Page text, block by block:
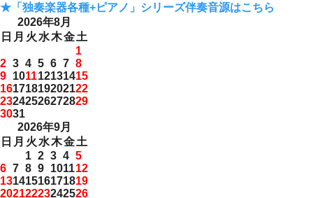
★「独奏楽器各種+ピアノ」シリーズ伴奏音源はこちら
2026年8月
日 月 火 水木金土
1
2 3 4 5 6 7 8
9 101112131415
16171819202122
23242526272829
3031
2026年9月
日 月 火 水木金土
1 2 3 4 5
6 7 8 9 101112
13141516171819
20212223242526